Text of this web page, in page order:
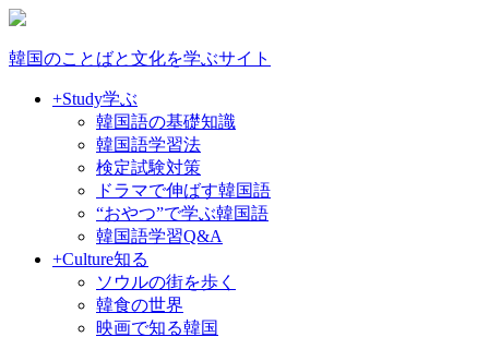
韓国のことばと文化を学ぶサイト
+Study学ぶ
韓国語の基礎知識
韓国語学習法
検定試験対策
ドラマで伸ばす韓国語
“おやつ”で学ぶ韓国語
韓国語学習Q&A
+Culture知る
ソウルの街を歩く
韓食の世界
映画で知る韓国